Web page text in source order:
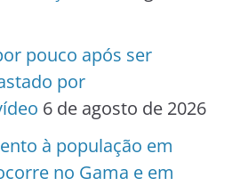
pouco após ser
por
6 de agosto de 2026
à população em
no Gama e em